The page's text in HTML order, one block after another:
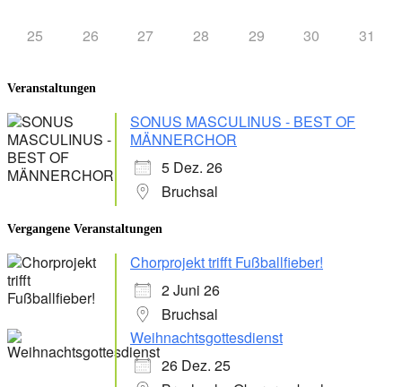
25 26 27 28 29 30 31
Veranstaltungen
SONUS MASCULINUS - BEST OF
MÄNNERCHOR
5 Dez. 26
Bruchsal
Vergangene Veranstaltungen
Chorprojekt trifft Fußballfieber!
2 Juni 26
Bruchsal
Weihnachtsgottesdienst
26 Dez. 25